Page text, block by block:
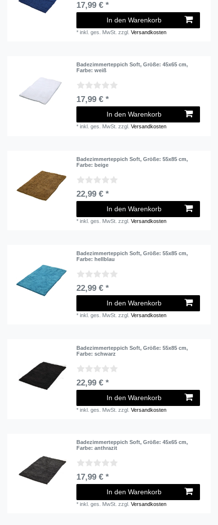
17,99 € *
In den Warenkorb
*inkl. ges. MwSt. zzgl.Versandkosten
Badezimmerteppich Soft, Größe: 45x65 cm,
Farbe: weiß
17,99 € *
In den Warenkorb
*inkl. ges. MwSt. zzgl.Versandkosten
Badezimmerteppich Soft, Größe: 55x85 cm,
Farbe: beige
22,99 € *
In den Warenkorb
*inkl. ges. MwSt. zzgl.Versandkosten
Badezimmerteppich Soft, Größe: 55x85 cm,
Farbe: hellblau
22,99 € *
In den Warenkorb
*inkl. ges. MwSt. zzgl.Versandkosten
Badezimmerteppich Soft, Größe: 55x85 cm,
Farbe: schwarz
22,99 € *
In den Warenkorb
*inkl. ges. MwSt. zzgl.Versandkosten
Badezimmerteppich Soft, Größe: 45x65 cm,
Farbe: anthrazit
17,99 € *
In den Warenkorb
*inkl. ges. MwSt. zzgl.Versandkosten